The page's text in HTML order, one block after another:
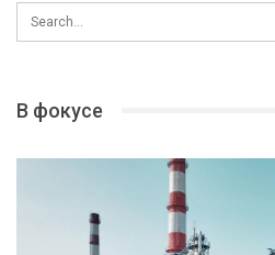
В фокусе